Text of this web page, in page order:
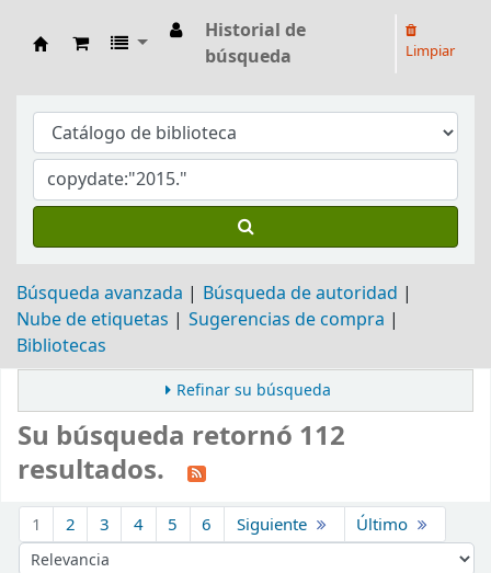
Biblioteca Arq. Hilarión H. Larguía
Historial de
búsqueda
Limpiar
Búsqueda avanzada
Búsqueda de autoridad
Nube de etiquetas
Sugerencias de compra
Bibliotecas
Refinar su búsqueda
Su búsqueda retornó 112
resultados.
1 2 3 4 5 6 Siguiente Último
Ordenar por: